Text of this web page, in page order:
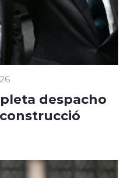
despacho